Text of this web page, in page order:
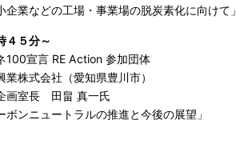
企業などの工場・事業場の脱炭素化に向けて」
４５分～
100宣言 RE Action 参加団体
業株式会社（愛知県豊川市）
画室長 田畠 真一氏
ボンニュートラルの推進と今後の展望」